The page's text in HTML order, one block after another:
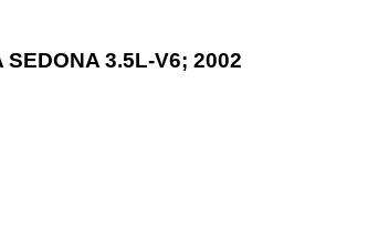
3.5L-V6; 2002